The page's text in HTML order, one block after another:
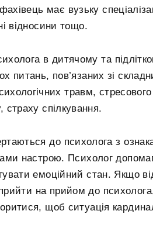
має вузьку
відносини тощо.
в дитячому та
питань, пов’язаних зі
травм,
страху спілкування.
до психолога з
настрою. Психолог
емоційний стан. Якщо
на прийом до
щоб ситуація